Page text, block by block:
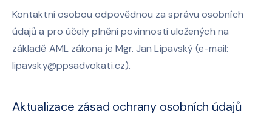
Kontaktní osobou odpovědnou za správu osobních
údajů a pro účely plnění povinností uložených na
základě AML zákona je Mgr. Jan Lipavský (e-mail:
lipavsky@ppsadvokati.cz).
Aktualizace zásad ochrany osobních údajů